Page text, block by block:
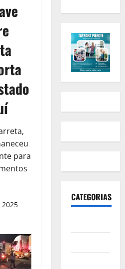
para
CATEGORIAS